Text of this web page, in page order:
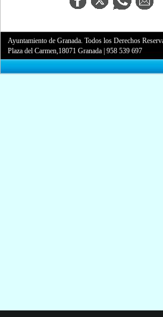
Ayuntamiento de Granada. Todos los Derechos
Plaza del Carmen,18071 Granada |958 539 697